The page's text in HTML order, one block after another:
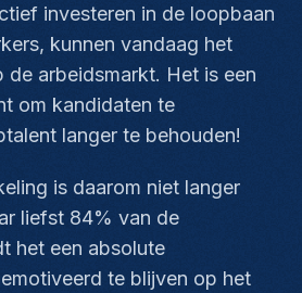
investeren in de loopbaan
kunnen vandaag het
de arbeidsmarkt. Het is een
om kandidaten te
langer te behouden!
is daarom niet langer
liefst 84% van de
het een absolute
te blijven op het